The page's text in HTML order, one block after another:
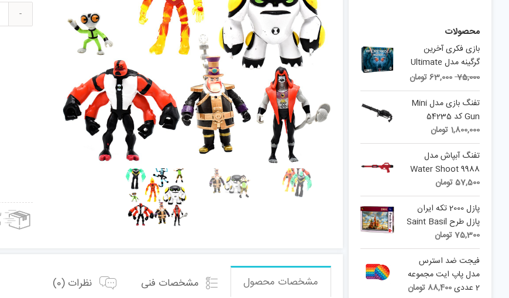
مشخصات محصول مشخصات فنی نظرات (0)
محصولات
بازی فکری آخرین
گرگینه مدل Ultimate
75,000
Original
price
was:
75,000 تومان.
63,000تومان Current
price
63,000 تومان.
تفنگ بازی مدل Mini
Gun کد 54235
1,800,000 تومان
تفنگ آبپاش مدل
Water Shoot 9988
57,500تومان
پازل 2000 تکه ایران
پازل طرح Saint Basil
75,300تومان
فیجت ضد استرس
مدل پاپ ایت مجموعه
2 عددی
88,400 تومان